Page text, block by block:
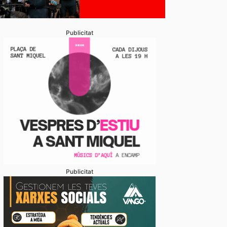
Publicitat
Publicitat